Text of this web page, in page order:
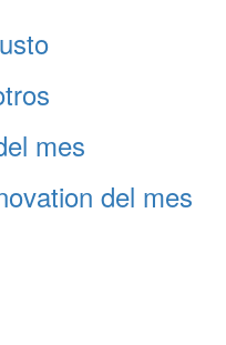
mes
del mes